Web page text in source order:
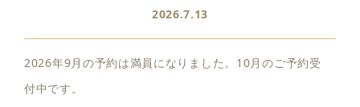
2026.7.13
2026年9月の予約は満員になりました。10月のご予約受
付中です。